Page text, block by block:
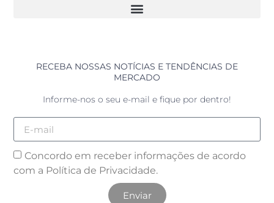
RECEBA NOSSAS NOTÍCIAS E TENDÊNCIAS DE
MERCADO
Informe-nos o seu e-mail e fique por dentro!
Concordo em receber informações de acordo
com a Política de Privacidade.
Enviar